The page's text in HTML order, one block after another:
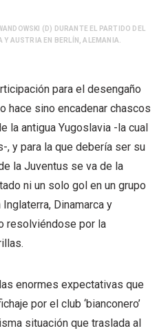
(D) DURANTE EL PARTIDO DEL
Y AUSTRIA EN BERLÍN, ALEMANIA.
para el desengaño
hace sino encadenar chascos
la antigua Yugoslavia -la cual
, y para la que debería ser su
la Juventus se va de la
ni un solo gol en un grupo
Dinamarca y
resolviéndose por la
enormes expectativas que
por el club ‘bianconero’
situación que traslada al